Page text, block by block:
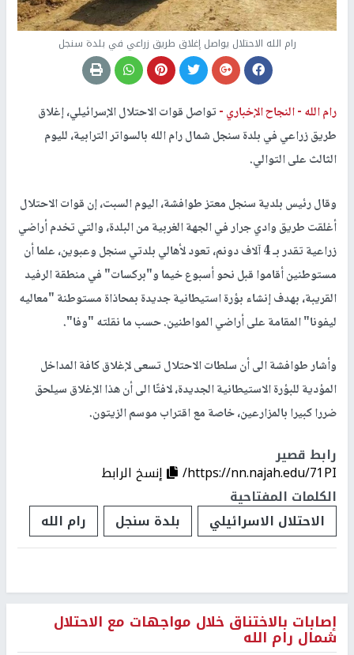
رام الله الاحتلال يواصل إغلاق طريق زراعي في بلدة سنجل
رام الله -النجاح الإخباري -تواصل قوات الاحتلال الإسرائيلي، إغلاق
طريق زراعي في بلدة سنجل شمال رام الله بالسواتر الترابية، لليوم
الثالث على التوالي.
وقال رئيس بلدية سنجل معتز طوافشة، اليوم السبت، إن قوات الاحتلال
أغلقت طريق وادي جرار في الجهة الغربية من البلدة، والتي تخدم أراضي
زراعية تقدر بـ 4 آلاف دونم، تعود لأهالي بلدتي سنجل وعبوين، علما أن
مستوطنين أقاموا قبل نحو أسبوع خيما و"بركسات" في منطقة الرفيد
القريبة، بهدف إنشاء بؤرة استيطانية جديدة بمحاذاة مستوطنة "معاليه
ليفونا" المقامة على أراضي المواطنين. حسب ما نقلته "وفا".
وأشار طوافشة الى أن سلطات الاحتلال تسعى لإغلاق كافة المداخل
المؤدية للبؤرة الاستيطانية الجديدة، لافتًا الى أن هذا الإغلاق سيلحق
ضررا كبيرا بالمزارعين، خاصة مع اقتراب موسم الزيتون.
رابط قصير
https://nn.najah.edu/71PI/
إنسخ الرابط
الكلمات المفتاحية
الاحتلال الاسرائيلي
بلدة سنجل رام الله
إصابات بالاختناق خلال مواجهات مع الاحتلال
شمال رام الله